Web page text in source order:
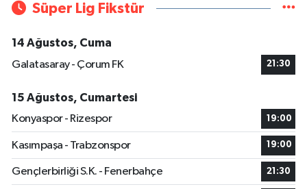
Süper Lig Fikstür
14 Ağustos, Cuma
Galatasaray - Çorum FK
21:30
15 Ağustos, Cumartesi
Konyaspor - Rizespor
19:00
Kasımpaşa - Trabzonspor 19:00
Gençlerbirliği S.K. - Fenerbahçe 21:30